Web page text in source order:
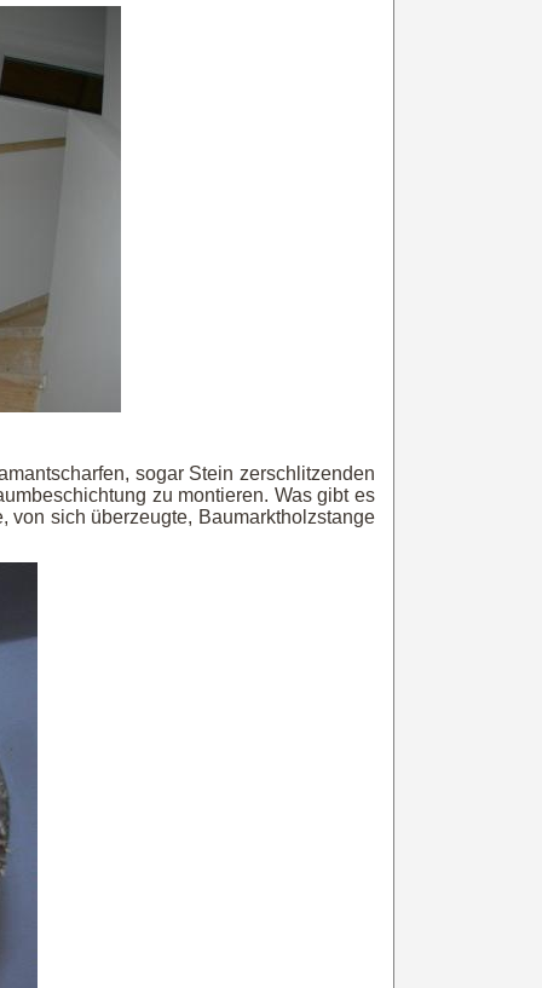
sogar Stein zerschlitzenden
zu montieren. Was gibt es
von sich überzeugte, Baumarktholzstange